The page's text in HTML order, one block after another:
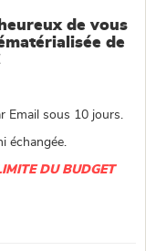
de vous
de
Email sous 10 jours.
échangée.
DU BUDGET